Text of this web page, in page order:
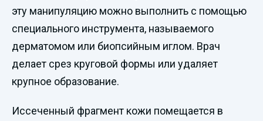
эту манипуляцию можно выполнить с помощью
специального инструмента, называемого
дерматомом или биопсийным иглом. Врач
делает срез круговой формы или удаляет
крупное образование.
Иссеченный фрагмент кожи помещается в